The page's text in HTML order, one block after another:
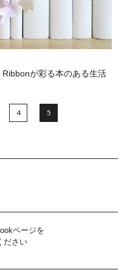
が彩る本のある生活
4 5
ページを
ださい